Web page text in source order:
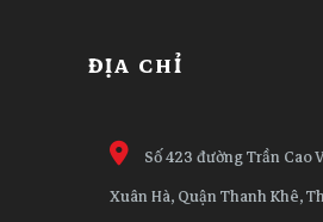
ĐỊA CHỈ
Số 423 đường Trần Cao
Xuân Hà, Quận Thanh Khê,